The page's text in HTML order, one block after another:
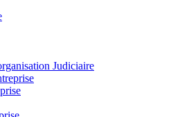
Judiciaire